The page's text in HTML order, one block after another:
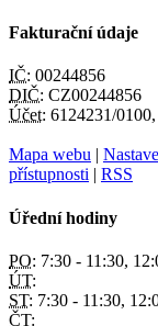
Fakturační údaje
IČ: 00244856
DIČ: CZ00244856
Účet: 6124231/
Mapa webu
přístupnosti
RSS
Úřední hodiny
PO: 7:30 - 11:30,
ÚT:
ST: 7:30 - 11:30,
ČT: